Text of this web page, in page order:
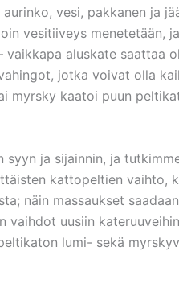
vesi, pakkanen ja
vesitiiveys menetetään,
aluskate saattaa
jotka voivat olla
myrsky kaatoi puun
ja sijainnin, ja
kattopeltien vaihto,
näin massaukset
uusiin
lumi- sekä